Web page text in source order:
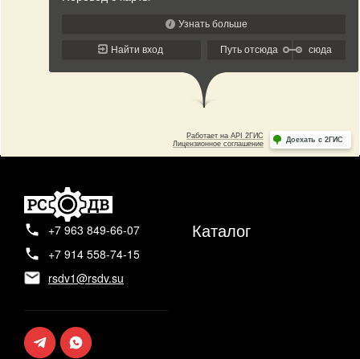
+7 963 849-66-07
+7 914 558-74-15
rsdv1@rsdv.su
Каталог